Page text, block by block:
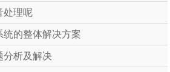
处理呢
统的整体解决方案
分析及解决